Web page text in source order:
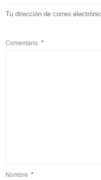
Tu dirección de correo
Comentario *
Nombre *